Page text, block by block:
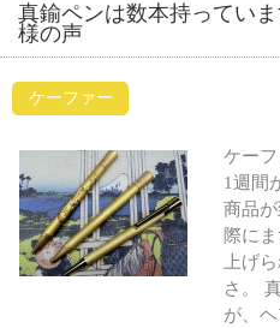
真鍮ペンは数本持ってい
様の声
ケーファー
ケー
1週間
商品
際に
上げ
さ。
が、